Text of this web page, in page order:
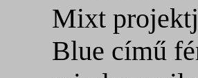
Mixt
Blue című